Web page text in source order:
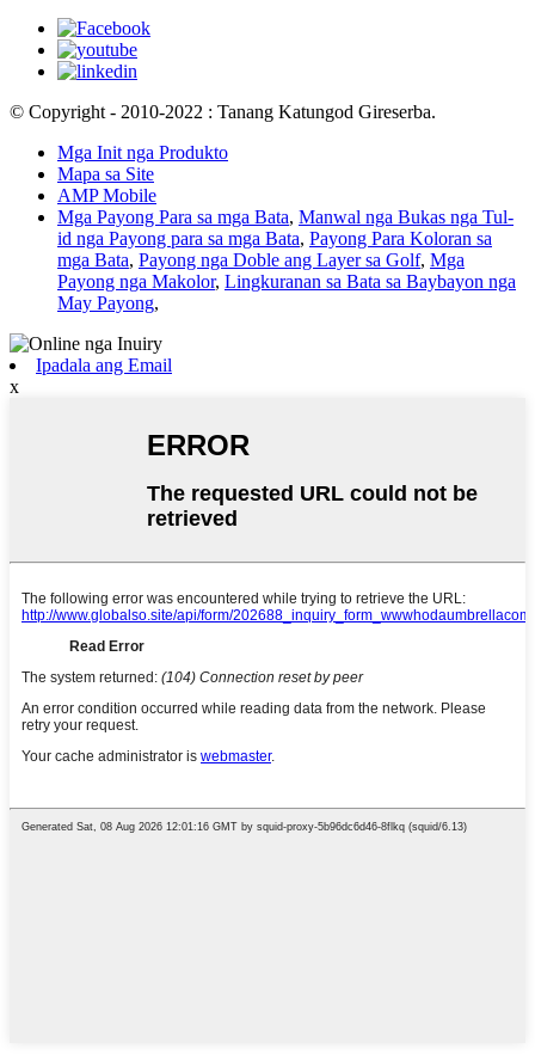
© Copyright - 2010-2022 : Tanang Katungod Gireserba.
Mga Init nga Produkto
Mapa sa Site
AMP Mobile
Mga Payong Para sa mga Bata, Manwal nga Bukas nga Tul-
id nga Payong para sa mga Bata, Payong Para Koloran sa
mga Bata, Payong nga Doble ang Layer sa Golf, Mga
Payong nga Makolor, Lingkuranan sa Bata sa Baybayon nga
May Payong,
Ipadala ang Email
x